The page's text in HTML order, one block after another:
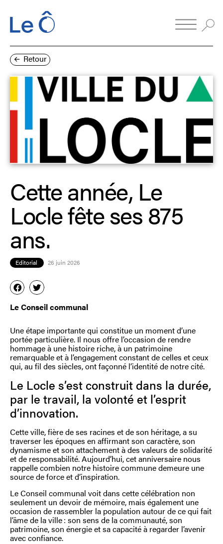
Retour
Cette année, Le
Locle fête ses 875
ans.
Editorial 26 juin 2026
Le Conseil communal
Une étape importante qui constitue un moment d’une
portée particulière. Il nous offre l’occasion de rendre
hommage à une histoire riche, à un patrimoine
remarquable et à l’engagement constant de celles et ceux
qui, au fil des siècles, ont façonné l’identité de notre cité.
Le Locle s’est construit dans la durée,
par le travail, la volonté et l’esprit
d’innovation.
Cette ville, fière de ses racines et de son héritage, a su
traverser les époques en affirmant son caractère, son
dynamisme et son attachement à des valeurs de solidarité
et de responsabilité. Aujourd’hui, cet anniversaire nous
rappelle combien notre histoire commune demeure une
source de force et d’inspiration.
Le Conseil communal voit dans cette célébration non
seulement un devoir de mémoire, mais également une
occasion de rassembler la population autour de ce qui fait
l’âme de la ville : son sens de la communauté, son
patrimoine, son énergie et sa capacité à regarder l’avenir
avec confiance.